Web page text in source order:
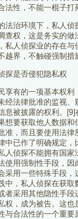
法性，不能一棍子打
法治环境下，私人侦
查权，这是务实的做
私人侦探业的存在与
越界，不触碰强制措
探是否侵犯隐私权
享有的一项基本权利
经法律批准的监视、
息被披露的权利。[9]
想要获取他人数据和
准，而且要使用法律
中已作了明确规定，
人侦探不能拥有国家
使用强制性手段，因
采用一些特殊手段，
中，私人侦探在获取
者采用其他隐性手段
权，成为被告。这也
与合法性的一个重要